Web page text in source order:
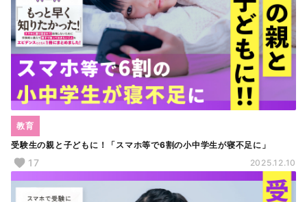
受験生の親と子どもに！「スマホ等で6割の小中学生が寝不足に」
教育
17 2025.12.10